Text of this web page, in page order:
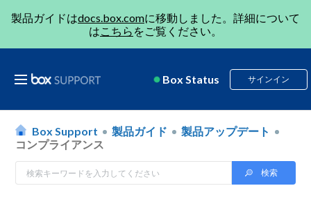
製品ガイドはdocs.box.comに移動しました。詳細について
はこちら をご覧ください。
Box Status サインイン
Box Support 製品ガイド
製品アップデート
コンプライアンス